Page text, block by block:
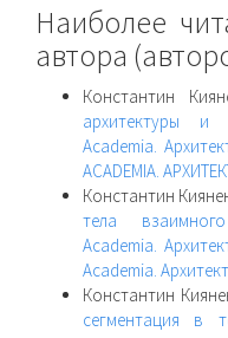
Наиболее
автора
Константин
архитектуры и
Academia.
ACADEMIA.
Константин
тела
Academia.
Academia.
Константин
сегментация в